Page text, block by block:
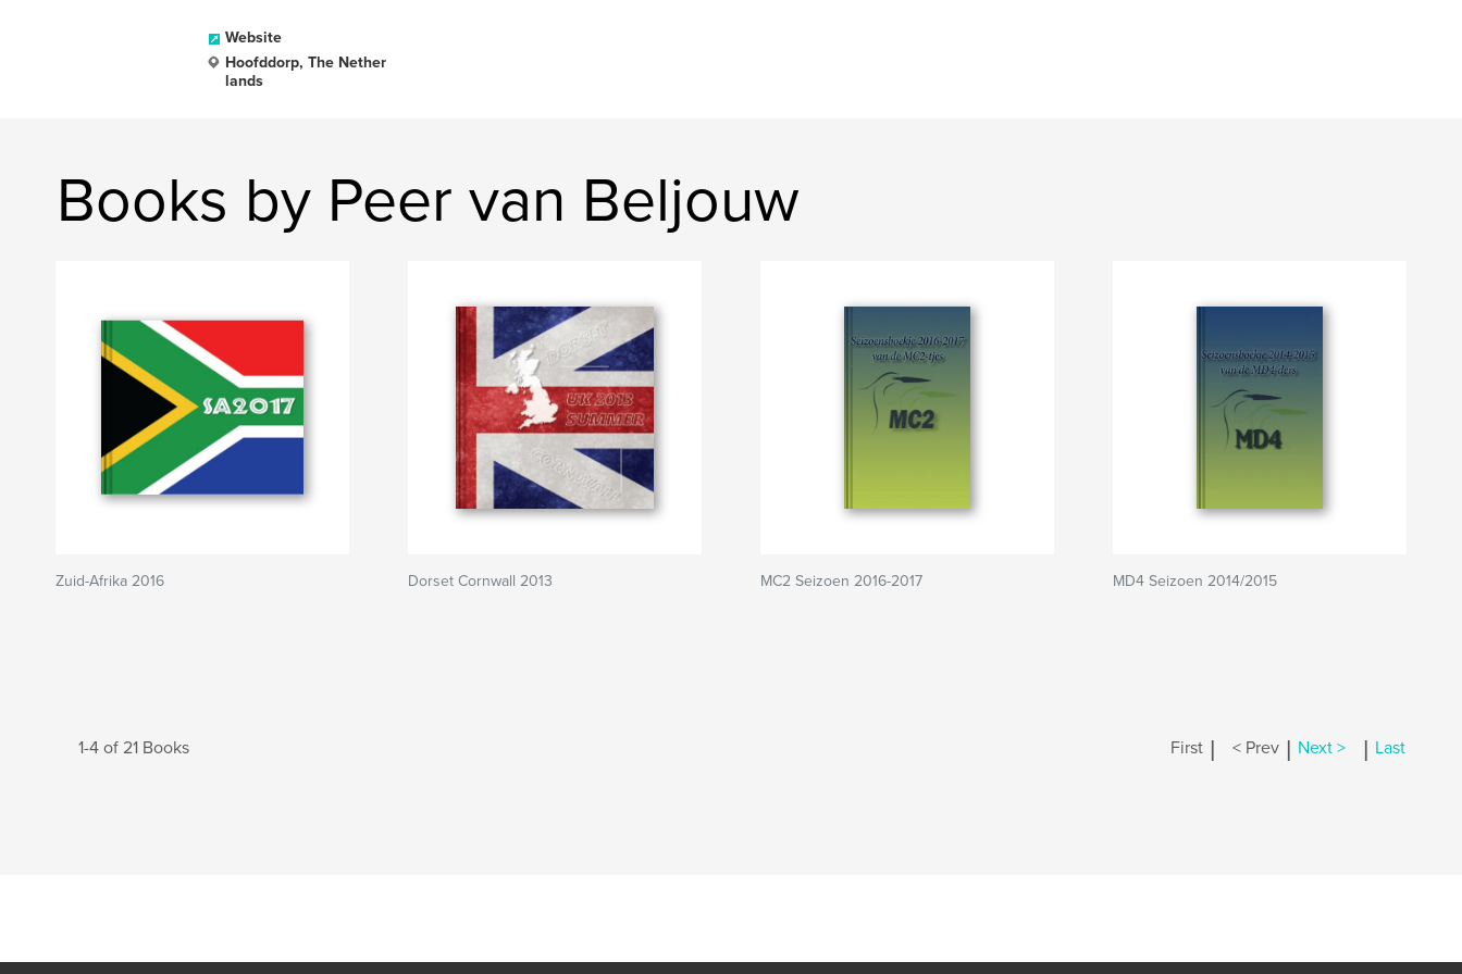
Website
Hoofddorp, The Nether
lands
Books by Peer van Beljouw
Zuid-Afrika 2016 Dorset Cornwall 2013 MC2 Seizoen 2016-2017 MD4 Seizoen 2014/2015
1-4 of 21 Books First | < Prev | Next > | Last